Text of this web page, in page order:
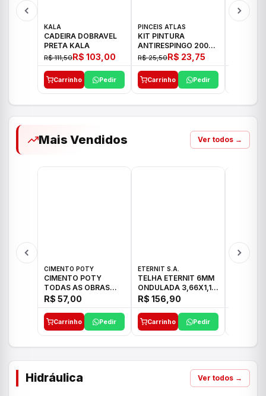
KALA
CADEIRA DOBRAVEL
PRETA KALA
R$ 111,50R$ 103,00
Carrinho Pedir
PINCEIS ATLAS
KIT PINTURA
ANTIRESPINGO 2003
ATLAS 03 PCS
R$ 25,50R$ 23,75
Carrinho Pedir
Mais Vendidos Ver todos →
CIMENTO POTY
CIMENTO POTY
TODAS AS OBRAS
50KG CP-II F/32
R$ 57,00
Carrinho Pedir
ETERNIT S.A.
TELHA ETERNIT 6MM
ONDULADA 3,66X1,10
48,80KG
R$ 156,90
Carrinho Pedir
Hidráulica Ver todos →